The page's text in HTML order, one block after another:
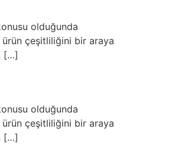
olduğunda
çeşitliliğini bir araya
[…]
olduğunda
çeşitliliğini bir araya
[…]